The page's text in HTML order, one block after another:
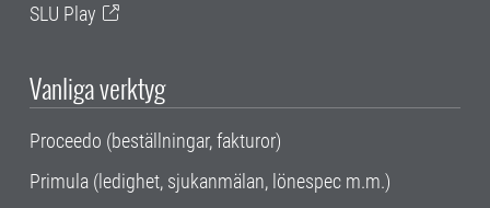
SLU Play
Vanliga verktyg
Proceedo (beställningar, fakturor)
Primula (ledighet, sjukanmälan, lönespec m.m.)